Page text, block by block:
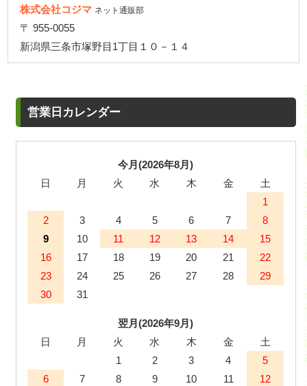
株式会社コジマ ネット通販部
〒 955-0055
新潟県三条市塚野目1丁目１０－１４
営業日カレンダー
今月(2026年8月)
日
月 火 水 木 金
土
1
2
3 4 5 6 7
8
9
10 11 12 13 14
15
16
17 18 19 20 21
22
23
24 25 26 27 28
29
30
31
翌月(2026年9月)
日
月 火 水 木 金
土
1
2 3 4
5
6
7 8 9 10 11
12